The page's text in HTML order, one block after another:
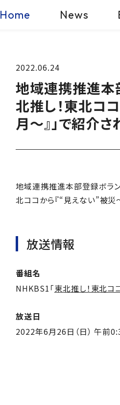
Home News
2022.06.24
地域連携推進本
北推し！東北コ
月～』」で紹介
地域連携推進本部登録ボラ
北ココから『“見えない”被災
放送情報
番組名
NHKBS1「東北推し！東北コ
放送日
2022年6月26日（日） 午前